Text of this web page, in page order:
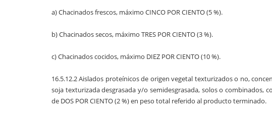
a) Chacinados frescos, máximo CINCO POR CIENTO (5 %).
b) Chacinados secos, máximo TRES POR CIENTO (3 %).
c) Chacinados cocidos, máximo DIEZ POR CIENTO (10 %).
16.5.12.2 Aislados proteínicos de origen vegetal texturizados o no,
soja texturizada desgrasada y/o semidesgrasada, solos o combinados,
de DOS POR CIENTO (2 %) en peso total referido al producto terminado.